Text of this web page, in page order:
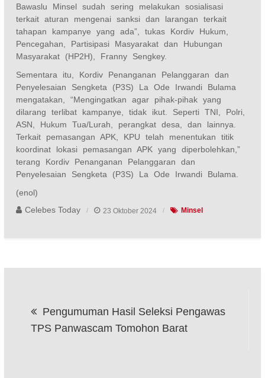
Bawaslu Minsel sudah sering melakukan sosialisasi
terkait aturan mengenai sanksi dan larangan terkait
tahapan kampanye yang ada”, tukas Kordiv Hukum,
Pencegahan, Partisipasi Masyarakat dan Hubungan
Masyarakat (HP2H), Franny Sengkey.
Sementara itu, Kordiv Penanganan Pelanggaran dan
Penyelesaian Sengketa (P3S) La Ode Irwandi Bulama
mengatakan, “Mengingatkan agar pihak-pihak yang
dilarang terlibat kampanye, tidak ikut. Seperti TNI, Polri,
ASN, Hukum Tua/Lurah, perangkat desa, dan lainnya.
Terkait pemasangan APK, KPU telah menentukan titik
koordinat lokasi pemasangan APK yang diperbolehkan,”
terang Kordiv Penanganan Pelanggaran dan
Penyelesaian Sengketa (P3S) La Ode Irwandi Bulama.
(enol)
Celebes Today
23 Oktober 2024 Minsel
pos
Pengumuman Hasil Seleksi Pengawas
TPS Panwascam Tomohon Barat